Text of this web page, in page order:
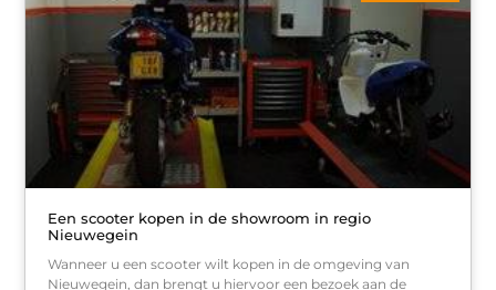
Een scooter kopen in de showroom in regio
Nieuwegein
Wanneer u een scooter wilt kopen in de omgeving van
Nieuwegein, dan brengt u hiervoor een bezoek aan de